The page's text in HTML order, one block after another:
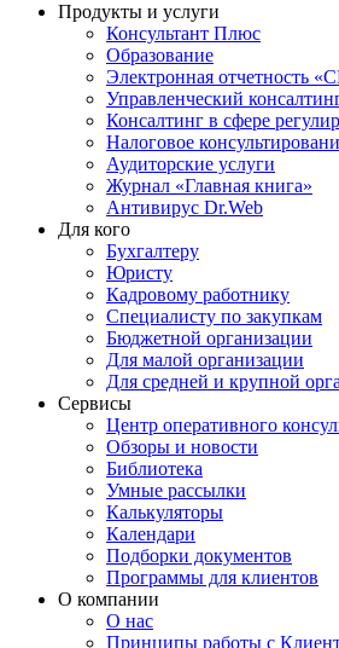
Продукты и услуги
Консультант Плюс
Образование
Электронная отчетность
Управленческий
Консалтинг в сфере
Налоговое
Аудиторские услуги
Журнал «Главная книга»
Антивирус Dr.Web
Для кого
Бухгалтеру
Юристу
Кадровому работнику
Специалисту по закупкам
Бюджетной организации
Для малой организации
Для средней и крупной
Сервисы
Центр оперативного
Обзоры и новости
Библиотека
Умные рассылки
Калькуляторы
Календари
Подборки документов
Программы для клиентов
О компании
О нас
Принципы работы с